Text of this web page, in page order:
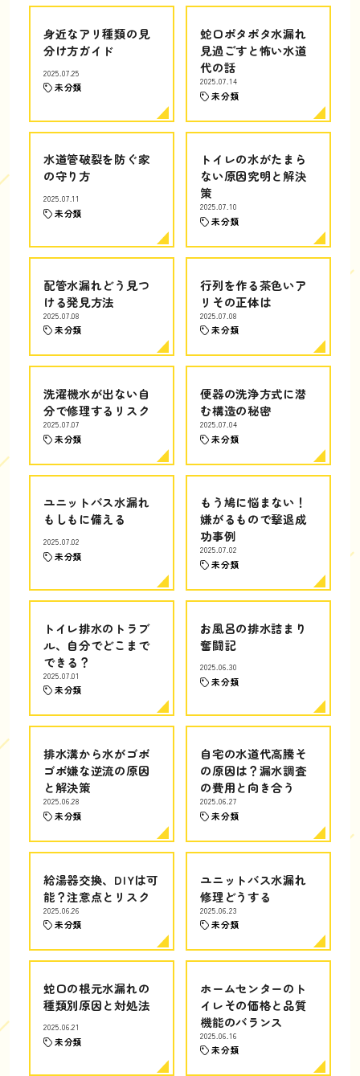
身近なアリ種類の見
分け方ガイド
2025.07.25
未分類
蛇口ポタポタ水漏れ
見過ごすと怖い水道
代の話
2025.07.14
未分類
水道管破裂を防ぐ家
の守り方
2025.07.11
未分類
トイレの水がたまら
ない原因究明と解決
策
2025.07.10
未分類
配管水漏れどう見つ
ける発見方法
2025.07.08
未分類
行列を作る茶色いア
リその正体は
2025.07.08
未分類
洗濯機水が出ない自
分で修理するリスク
2025.07.07
未分類
便器の洗浄方式に潜
む構造の秘密
2025.07.04
未分類
ユニットバス水漏れ
もしもに備える
2025.07.02
未分類
もう鳩に悩まない！
嫌がるもので撃退成
功事例
2025.07.02
未分類
トイレ排水のトラブ
ル、自分でどこまで
できる？
2025.07.01
未分類
お風呂の排水詰まり
奮闘記
2025.06.30
未分類
排水溝から水がゴボ
ゴボ嫌な逆流の原因
と解決策
2025.06.28
未分類
自宅の水道代高騰そ
の原因は？漏水調査
の費用と向き合う
2025.06.27
未分類
給湯器交換、DIYは可
能？注意点とリスク
2025.06.26
未分類
ユニットバス水漏れ
修理どうする
2025.06.23
未分類
蛇口の根元水漏れの
種類別原因と対処法
2025.06.21
未分類
ホームセンターのト
イレその価格と品質
機能のバランス
2025.06.16
未分類